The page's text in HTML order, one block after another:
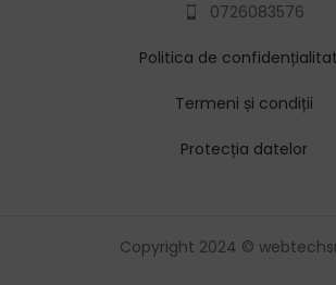
0726083576
Politica de
Termeni și condiții
Protecția datelor
Copyright 2024 ©